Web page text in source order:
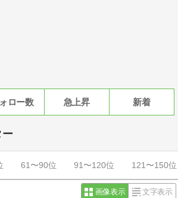
ロー数 急上昇 新着
61〜90位 91〜120位 121〜150位
画像表示 文字表示